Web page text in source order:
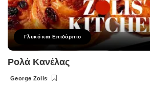
Γλυκό και Επιδόρπιο
Ρολά Κανέλας
Posted
George Zolis